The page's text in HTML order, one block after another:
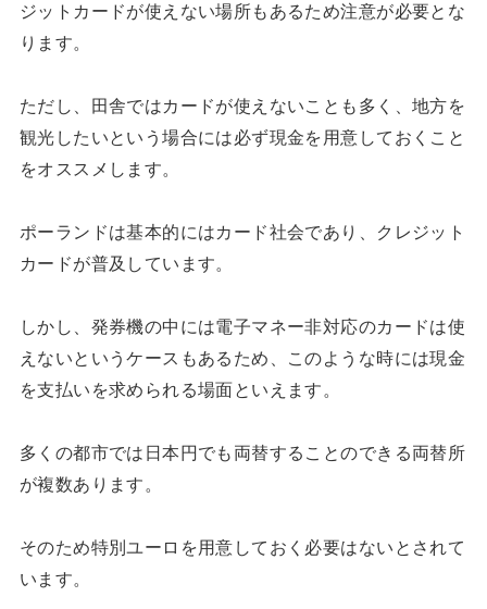
ジットカードが使えない場所もあるため注意が必要とな
ります。
ただし、田舎ではカードが使えないことも多く、地方を
観光したいという場合には必ず現金を用意しておくこと
をオススメします。
ポーランドは基本的にはカード社会であり、クレジット
カードが普及しています。
しかし、発券機の中には電子マネー非対応のカードは使
えないというケースもあるため、このような時には現金
を支払いを求められる場面といえます。
多くの都市では日本円でも両替することのできる両替所
が複数あります。
そのため特別ユーロを用意しておく必要はないとされて
います。